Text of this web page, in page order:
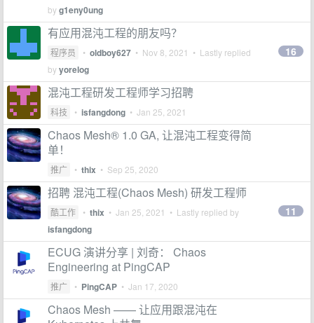
byg1eny0ung
有应用混沌工程的朋友吗？
程序员 • oldboy627 • Nov 8, 2021 • Lastly replied
byyorelog
16
混沌工程研发工程师学习招聘
科技 • isfangdong • Jan 25, 2021
Chaos Mesh® 1.0 GA, 让混沌工程变得简
单！
推广 • thix • Sep 25, 2020
招聘 混沌工程(Chaos Mesh) 研发工程师
酷工作 • thix • Jan 25, 2021 • Lastly replied by
isfangdong
11
ECUG 演讲分享 | 刘奇： Chaos
Engineering at PingCAP
推广 • PingCAP • Jan 17, 2020
Chaos Mesh —— 让应用跟混沌在